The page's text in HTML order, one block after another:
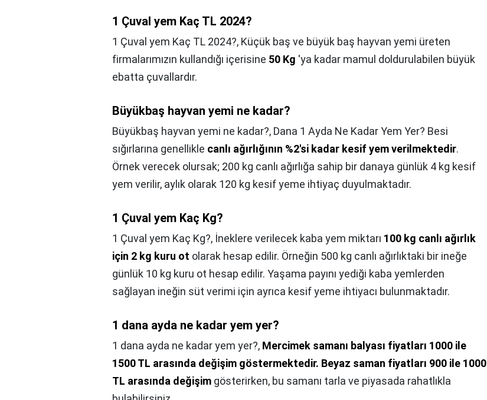
1 Çuval yem Kaç TL 2024?
1 Çuval yem Kaç TL 2024?, Küçük baş ve büyük baş hayvan yemi üreten
firmalarımızın kullandığı içerisine 50 Kg 'ya kadar mamul doldurulabilen büyük
ebatta çuvallardır.
Büyükbaş hayvan yemi ne kadar?
Büyükbaş hayvan yemi ne kadar?, Dana 1 Ayda Ne Kadar Yem Yer? Besi
sığırlarına genellikle canlı ağırlığının %2'si kadar kesif yem verilmektedir.
Örnek verecek olursak; 200 kg canlı ağırlığa sahip bir danaya günlük 4 kg kesif
yem verilir, aylık olarak 120 kg kesif yeme ihtiyaç duyulmaktadır.
1 Çuval yem Kaç Kg?
1 Çuval yem Kaç Kg?, İneklere verilecek kaba yem miktarı 100 kg canlı ağırlık
için 2 kg kuru ot olarak hesap edilir. Örneğin 500 kg canlı ağırlıktaki bir ineğe
günlük 10 kg kuru ot hesap edilir. Yaşama payını yediği kaba yemlerden
sağlayan ineğin süt verimi için ayrıca kesif yeme ihtiyacı bulunmaktadır.
1 dana ayda ne kadar yem yer?
1 dana ayda ne kadar yem yer?, Mercimek samanı balyası fiyatları 1000 ile
1500 TL arasında değişim göstermektedir. Beyaz saman fiyatları 900 ile 1000
TL arasında değişim gösterirken, bu samanı tarla ve piyasada rahatlıkla